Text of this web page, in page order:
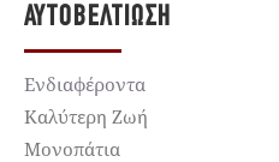
ΑΥΤΟΒΕΛΤΊΩΣΗ
Ενδιαφέροντα
Καλύτερη Ζωή
Μονοπάτια